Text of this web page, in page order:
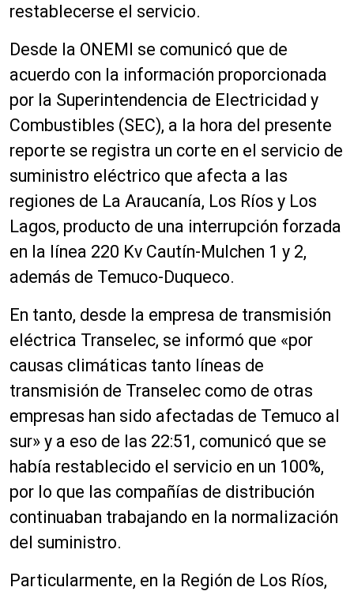
restablecerse el servicio.
Desde la ONEMI se comunicó que de
acuerdo con la información proporcionada
por la Superintendencia de Electricidad y
Combustibles (SEC), a la hora del presente
reporte se registra un corte en el servicio de
suministro eléctrico que afecta a las
regiones de La Araucanía, Los Ríos y Los
Lagos, producto de una interrupción forzada
en la línea 220 Kv Cautín-Mulchen 1 y 2,
además de Temuco-Duqueco.
En tanto, desde la empresa de transmisión
eléctrica Transelec, se informó que «por
causas climáticas tanto líneas de
transmisión de Transelec como de otras
empresas han sido afectadas de Temuco al
sur» y a eso de las 22:51, comunicó que se
había restablecido el servicio en un 100%,
por lo que las compañías de distribución
continuaban trabajando en la normalización
del suministro.
Particularmente, en la Región de Los Ríos,